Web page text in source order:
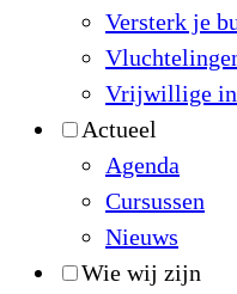
Versterk je
Vrijwillige
Actueel
Agenda
Cursussen
Nieuws
Wie wij zijn